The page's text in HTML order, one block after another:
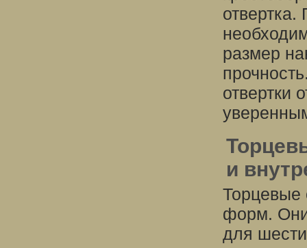
отвертка.
размер
отвертки
и
Торцевые
форм. Они
для